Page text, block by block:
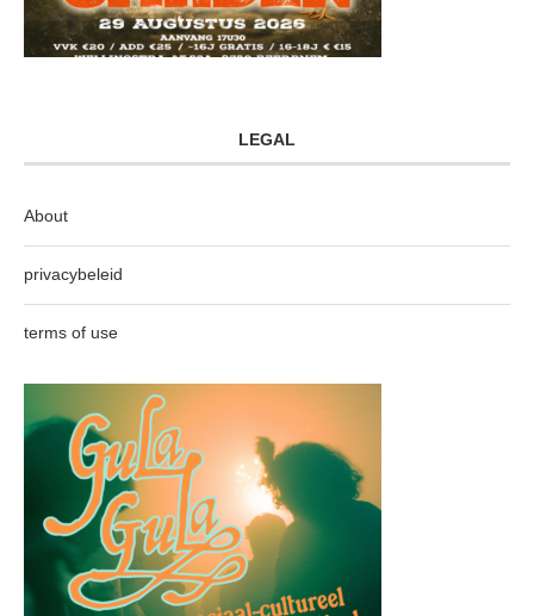
LEGAL
About
privacybeleid
terms of use